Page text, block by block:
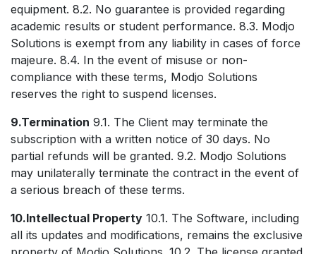
equipment. 8.2. No guarantee is provided regarding
academic results or student performance. 8.3. Modjo
Solutions is exempt from any liability in cases of force
majeure. 8.4. In the event of misuse or non-
compliance with these terms, Modjo Solutions
reserves the right to suspend licenses.
9.Termination 9.1. The Client may terminate the
subscription with a written notice of 30 days. No
partial refunds will be granted. 9.2. Modjo Solutions
may unilaterally terminate the contract in the event of
a serious breach of these terms.
10.Intellectual Property 10.1. The Software, including
all its updates and modifications, remains the exclusive